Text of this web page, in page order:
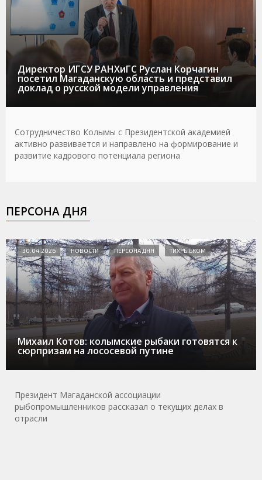
Директор ИГСУ РАНХиГС Руслан Корчагин
посетил Магаданскую область и представил
доклад о русской модели управления
Сотрудничество Колымы с Президентской академией
активно развивается и направлено на формирование и
развитие кадрового потенциала региона
ПЕРСОНА ДНЯ
Михаил Котов: колымские рыбаки готовятся к
сюрпризам на лососевой путине
30.04.2026 НОВОСТИ ПЕРСОНА ДНЯ ТИХРЫБКОМ
Президент Магаданской ассоциации
рыбопромышленников рассказал о текущих делах в
отрасли